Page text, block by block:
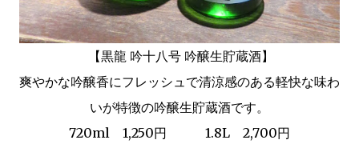
【黒龍 吟十八号 吟醸生貯蔵酒】
爽やかな吟醸香にフレッシュで清涼感のある軽快な味わ
いが特徴の吟醸生貯蔵酒です。
720ml 1,250円 1.8L 2,700円